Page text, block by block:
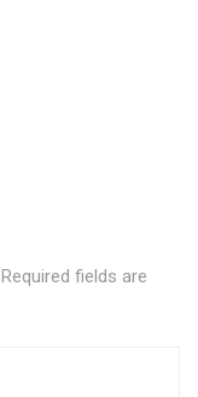
Required fields are